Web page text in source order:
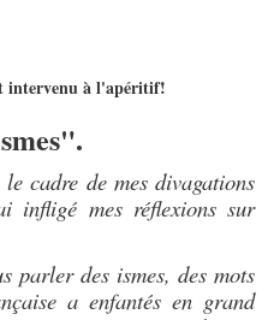
intervenu à l'apéritif!
cadre de mes divagations
infligé mes réflexions sur
parler des ismes, des mots
a enfantés en grand